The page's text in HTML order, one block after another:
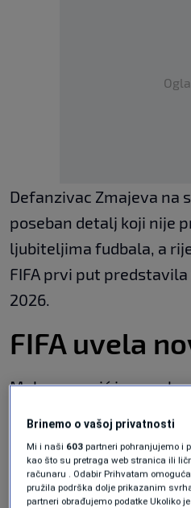
Defanzivac Zmajeva na
poseban detalj koji nije
ljubiteljima fudbala, a
FIFA prvi put
2026.
FIFA uvela
Muharemović je na
koji upisuju svoj prvi
prvenstvu.
Brinemo o vašoj privatnosti
Mi i naši 603 partneri pohranjujemo i
kao što su pretraga web stranica ili
računaru . Odabir Prihvatam
pružila podrška dolje prikazanim
partneri obrađujemo podatke Ukoliko